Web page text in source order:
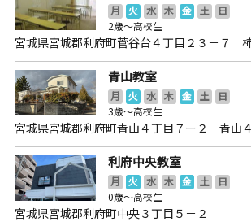
月 火 水 木 金 土
日
2歳～高校生
宮城県宮城郡利府町菅谷台４丁目２３－７
青山教室
月 火 水 木 金 土
日
3歳～高校生
宮城県宮城郡利府町青山４丁目７ー２ 青山
利府中央教室
月 火 水 木 金 土
日
0歳～高校生
宮城県宮城郡利府町中央３丁目５－２